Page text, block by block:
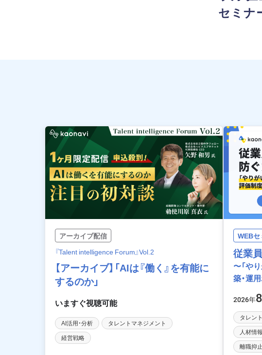
セミナ
アーカイブ配信
『Talent intelligence Forum』Vol.2
【アーカイブ】「AIは『働く』を有能に
するのか」
AI活用・分析
タレントマネジメント
経営戦略
WEBセ
従業
〜「や
築・運
2026年8
タレン
人材情
離職抑